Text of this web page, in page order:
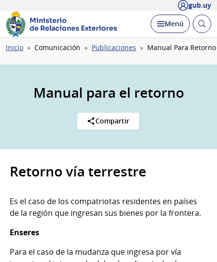
gub.uy
Ministerio
de Relaciones Exteriores
Desplegar
Menú Abrir
Ruta
navegación
Inicio Comunicación Publicaciones Manual Para Retorno
Manual para el retorno
Compartir
Retorno vía terrestre
Es el caso de los compatriotas residentes en países
de la región que ingresan sus bienes por la frontera.
Enseres
Para el caso de la mudanza que ingresa por vía